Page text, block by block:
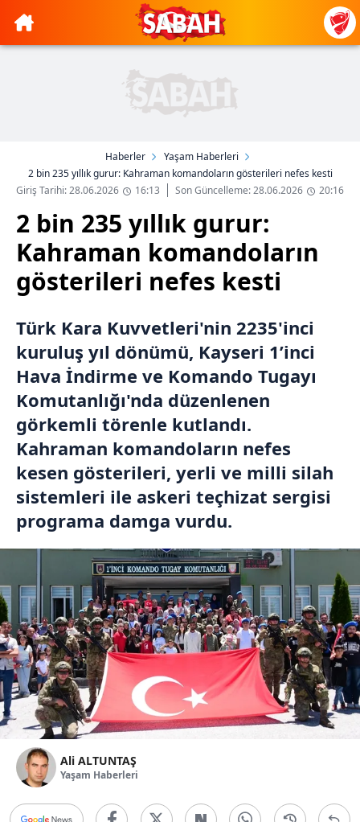
Haberler
Yaşam Haberleri
2 bin 235 yıllık gurur: Kahraman komandoların gösterileri nefes kesti
Giriş Tarihi: 28.06.2026
16:13 Son Güncelleme: 28.06.2026 20:16
2 bin 235 yıllık gurur:
Kahraman komandoların
gösterileri nefes kesti
Türk Kara Kuvvetleri'nin 2235'inci
kuruluş yıl dönümü, Kayseri 1’inci
Hava İndirme ve Komando Tugayı
Komutanlığı'nda düzenlenen
görkemli törenle kutlandı.
Kahraman komandoların nefes
kesen gösterileri, yerli ve milli silah
sistemleri ile askeri teçhizat sergisi
programa damga vurdu.
Ali ALTUNTAŞ
Yaşam Haberleri